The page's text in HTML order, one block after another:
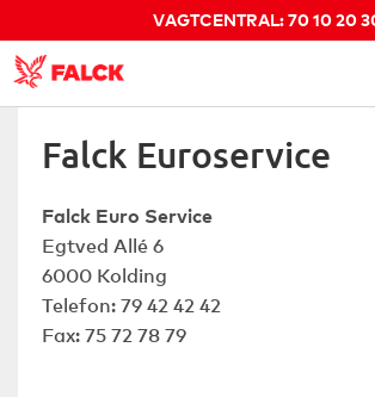
VAGTCENTRAL: 70 10 20
SE KURVEN
Falck Euroservice
Falck Euro Service
Egtved Allé 6
6000 Kolding
Telefon: 79 42 42 42
Fax: 75 72 78 79